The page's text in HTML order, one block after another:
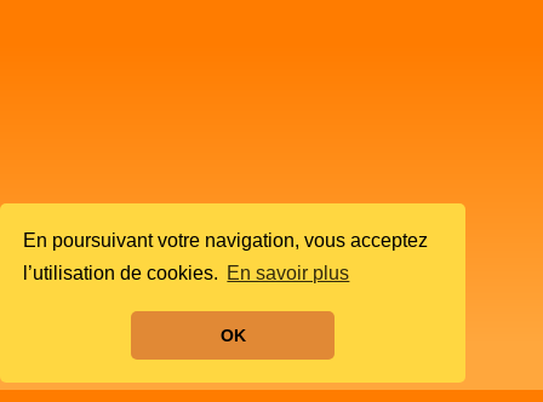
En poursuivant votre navigation, vous acceptez
l’utilisation de cookies. En savoir plus
OK